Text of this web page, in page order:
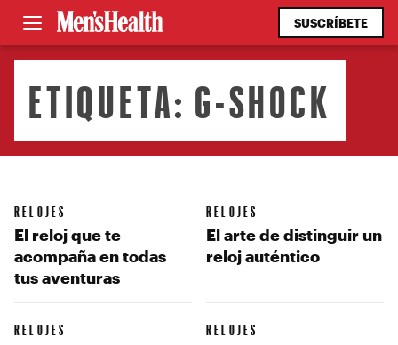
SUSCRÍBETE
ETIQUETA: G-SHOCK
RELOJES
El reloj que te
acompaña en todas
tus aventuras
RELOJES
El arte de distinguir un
reloj auténtico
RELOJES RELOJES